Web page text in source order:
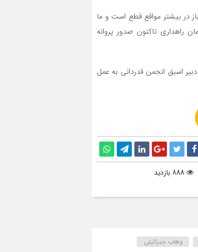
در بیشتر مواقع قطع است و ما
راهداری تاکنون صدور پروانه
اسبق انجمن قدردانی به عمل
وهاب جبرائیلی